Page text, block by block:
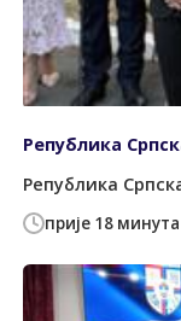
прије 18 минута
Република
Република